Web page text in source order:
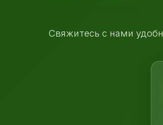
Свяжитесь с нами